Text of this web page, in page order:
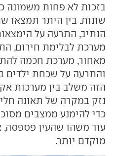
שונות. בין היתר תמצאו
הנתיב, התרעה על
מערכת לבלימת חירום,
מאחור, מערכת חכמה
והתרעה על שכחת ילדים
הזה משלב בין מערכות
נזק במקרה של תאונה
כדי להימנע ממצבים
עוד משהו שהעין פספסה,
מוקדם יותר.